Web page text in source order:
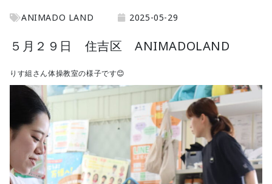
ANIMADO LAND 2025-05-29
５月２９日 住吉区 ANIMADOLAND
りす組さん体操教室の様子です😊